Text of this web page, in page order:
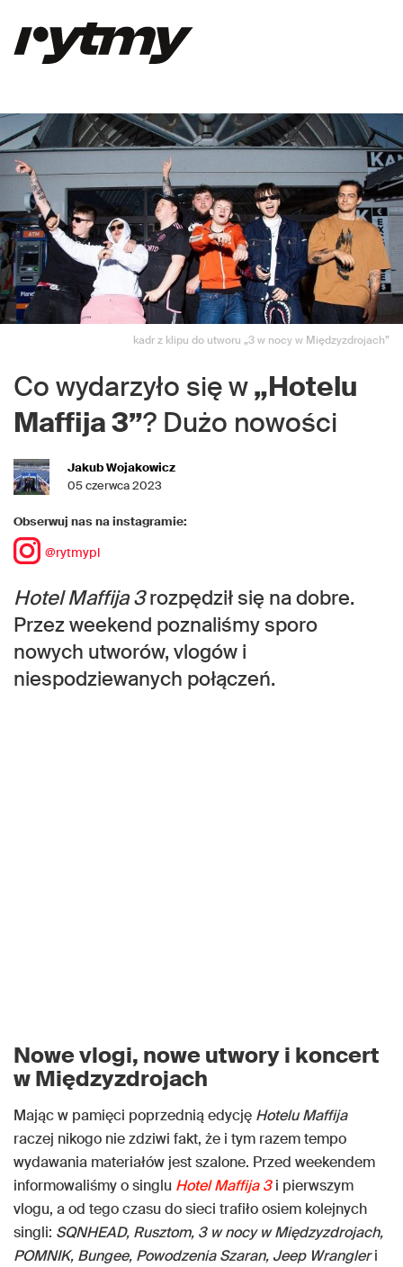
kadr z klipu do utworu „3 w nocy w Międzyzdrojach”
Co wydarzyło się w„Hotelu
Maffija 3”? Dużo nowości
Jakub Wojakowicz
05 czerwca 2023
Obserwuj nas na instagramie:
@rytmypl
Hotel Maffija 3rozpędził się na dobre.
Przez weekend poznaliśmy sporo
nowych utworów, vlogów i
niespodziewanych połączeń.
Nowe vlogi, nowe utwory i koncert
w Międzyzdrojach
Mając w pamięci poprzednią edycję Hotelu Maffija
raczej nikogo nie zdziwi fakt, że i tym razem tempo
wydawania materiałów jest szalone. Przed weekendem
informowaliśmy o singlu Hotel Maffija 3i pierwszym
vlogu, a od tego czasu do sieci trafiło osiem kolejnych
singli: SQNHEAD, Rusztom, 3 w nocy w Międzyzdrojach,
POMNIK, Bungee, Powodzenia Szaran, Jeep Wrangleri